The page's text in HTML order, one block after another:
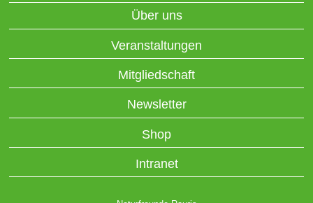
Über uns
Veranstaltungen
Mitgliedschaft
Newsletter
Shop
Intranet